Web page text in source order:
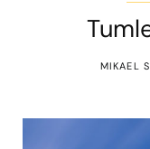
MIKAEL